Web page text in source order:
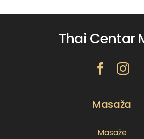
Thai Centar
Masaža
Masaže